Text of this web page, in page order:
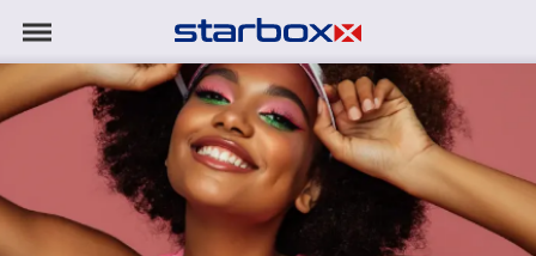
Navigation
anzeigen/ausblenden
Navigation
AGENTUR
MODELS
TALENTE